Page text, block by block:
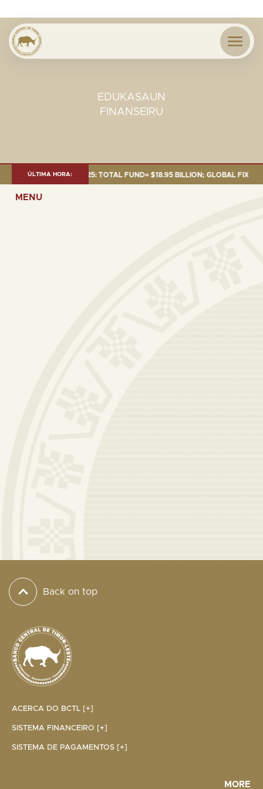
EDUKASAUN
FINANSEIRU
ÚLTIMA HORA:
AS OF 30 SEP. 2025: TOTAL FUND= $18.95 BILLION; GLOBAL FIXED
MENU
Back on top
ACERCA DO BCTL [+]
SISTEMA FINANCEIRO [+]
SISTEMA DE PAGAMENTOS [+]
MORE